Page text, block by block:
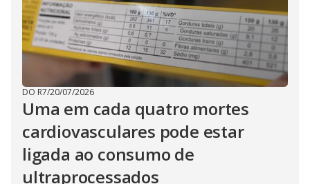
DO R7/20/07/2026
Uma em cada quatro mortes
cardiovasculares pode estar
ligada ao consumo de
ultraprocessados